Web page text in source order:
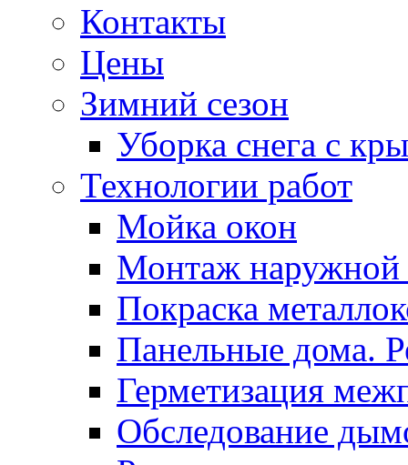
Контакты
Цены
Зимний сезон
Уборка снега с
Технологии работ
Мойка окон
Монтаж наружной
Покраска
Панельные дома.
Герметизация
Обследование